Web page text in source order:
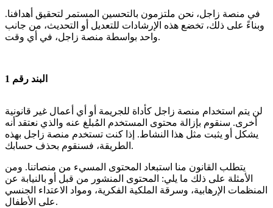
في منصة زاجل، نحن ملتزمون بالتحسين المستمر لتحقيق أهدافنا.
وبناءً على ذلك، تخضع هذه الإرشادات للتعديل أو التحديث، من جانب
واحد بواسطة منصة زاجل، في أي وقت.
البند رقم 1
لن يتم استخدام منصة زاجل كأداة للجريمة أو أي أعمال غير قانونية
أخرى. سنقوم بإزالة محتوى المستخدم المُبلغ عنه والذي نعتقد أنه
يشكل أو يثبت مثل هذا النشاط. إذا كنت تستخدم منصة زاجل بهذه
الطريقة، فسنقوم بحذف حسابك.
يتطلب القانون منا استبعاد المحتوى المسيء من منصاتنا. ومن
الأمثلة على ذلك ما يلي: المحتوى المنشور من قبل أو بالنيابة عن
المنظمات الإرهابية، وسرقة الملكية الفكرية، ومواد الاعتداء الجنسي
على الأطفال.